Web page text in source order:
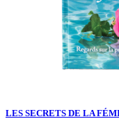
LES SECRETS DE LA